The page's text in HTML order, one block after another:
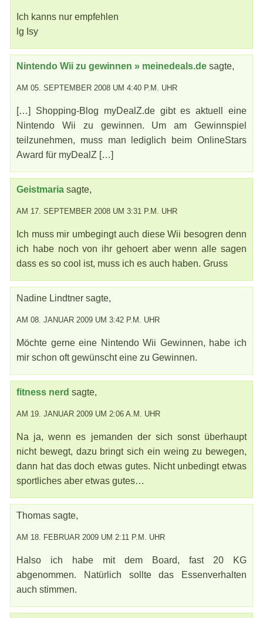
Ich kanns nur empfehlen
lg Isy
Nintendo Wii zu gewinnen » meinedeals.de sagte,
AM 05. SEPTEMBER 2008 UM 4:40 P.M. UHR
[…] Shopping-Blog myDealZ.de gibt es aktuell eine
Nintendo Wii zu gewinnen. Um am Gewinnspiel
teilzunehmen, muss man lediglich beim OnlineStars
Award für myDealZ […]
Geistmaria sagte,
AM 17. SEPTEMBER 2008 UM 3:31 P.M. UHR
Ich muss mir umbegingt auch diese Wii besogren denn
ich habe noch von ihr gehoert aber wenn alle sagen
dass es so cool ist, muss ich es auch haben. Gruss
Nadine Lindtner sagte,
AM 08. JANUAR 2009 UM 3:42 P.M. UHR
Möchte gerne eine Nintendo Wii Gewinnen, habe ich
mir schon oft gewünscht eine zu Gewinnen.
fitness nerd sagte,
AM 19. JANUAR 2009 UM 2:06 A.M. UHR
Na ja, wenn es jemanden der sich sonst überhaupt
nicht bewegt, dazu bringt sich ein weing zu bewegen,
dann hat das doch etwas gutes. Nicht unbedingt etwas
sportliches aber etwas gutes…
Thomas sagte,
AM 18. FEBRUAR 2009 UM 2:11 P.M. UHR
Halso ich habe mit dem Board, fast 20 KG
abgenommen. Natürlich sollte das Essenverhalten
auch stimmen.